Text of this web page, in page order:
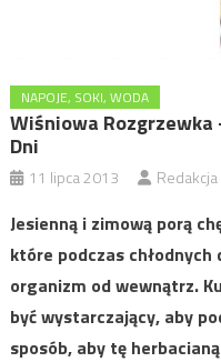
NAPOJE, SOKI, WODA
Wiśniowa Rozgrzewka
Dni
11 lipca 2013 Redakcja
Jesienną i zimową porą
które podczas
organizm od wewnątrz.
być wystarczający, aby
sposób, aby tę